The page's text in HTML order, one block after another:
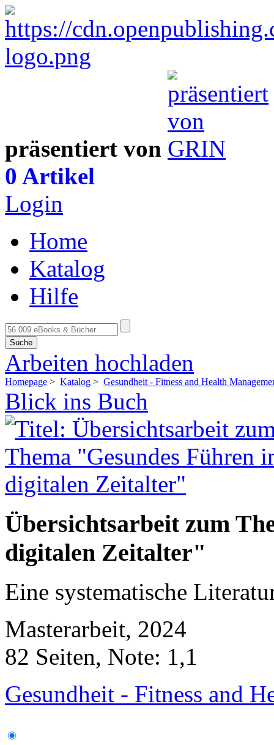
präsentiert von
0 Artikel
Login
Home
Katalog
Hilfe
Suche
Arbeiten hochladen
Homepage > Katalog > Gesundheit - Fitness and Health
Blick ins Buch
Übersichtsarbeit zum
digitalen Zeitalter"
Eine systematische
Masterarbeit, 2024
82 Seiten, Note: 1,1
Gesundheit - Fitness and